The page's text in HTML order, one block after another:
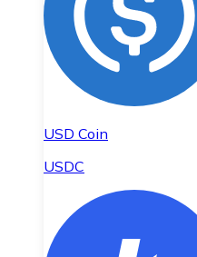
USD Coin
USDC